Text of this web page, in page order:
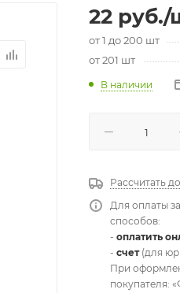
22 руб./
от 1 до 200 шт
от 201 шт
В наличии
Рассчитать
Для оплаты
способов:
- оплатить
- счет(для
При
покупателя: